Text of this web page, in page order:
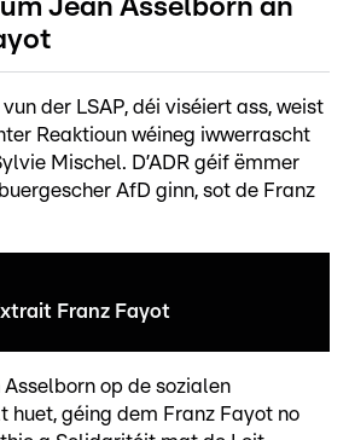
Jean Asselborn an
der LSAP, déi viséiert ass, weist
Reaktioun wéineg iwwerrascht
Mischel. D’ADR géif ëmmer
AfD ginn, sot de Franz
Franz Fayot
Asselborn op de sozialen
huet, géing dem Franz Fayot no